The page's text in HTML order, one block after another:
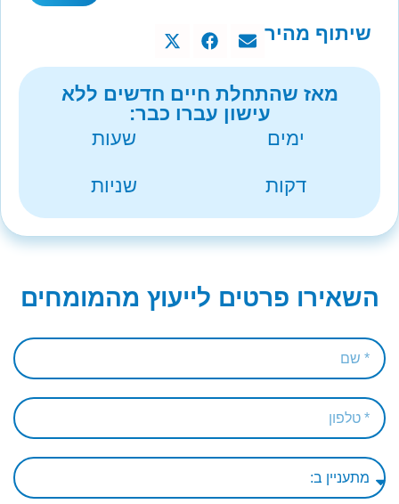
שיתוף מהיר
מאז שהתחלת חיים חדשים ללא
עישון עברו כבר:
ימים
שעות
דקות שניות
השאירו פרטים לייעוץ מהמומחים